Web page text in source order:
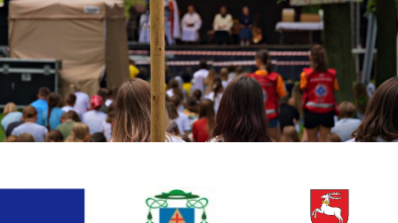
Link otwiera sie w nowej karcieLink otwiera sie w